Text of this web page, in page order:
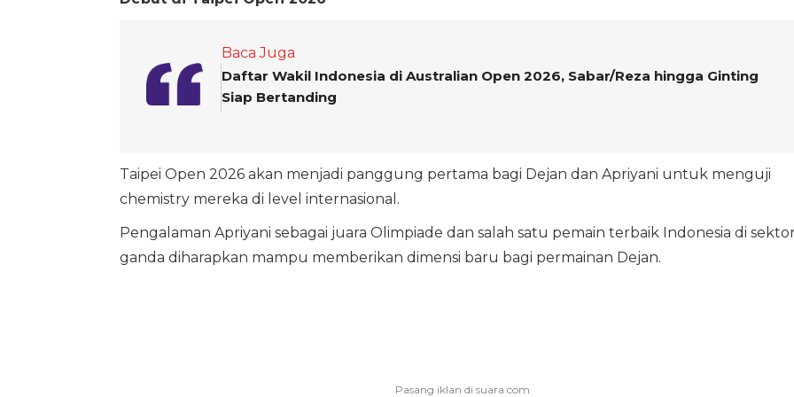
Baca Juga
Daftar Wakil Indonesia di Australian Open 2026, Sabar/Reza hingga Ginting
Siap Bertanding
Taipei Open 2026 akan menjadi panggung pertama bagi Dejan dan Apriyani untuk menguji
chemistry mereka di level internasional.
Pengalaman Apriyani sebagai juara Olimpiade dan salah satu pemain terbaik Indonesia di
ganda diharapkan mampu memberikan dimensi baru bagi permainan Dejan.